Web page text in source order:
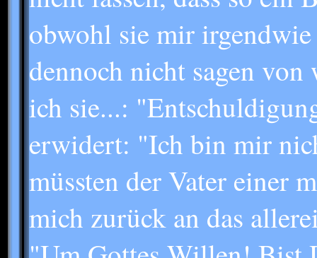
obwohl sie mir
dennoch nicht sagen
ich sie...:
erwidert: "Ich bin mir
müssten der Vater einer
mich zurück an das